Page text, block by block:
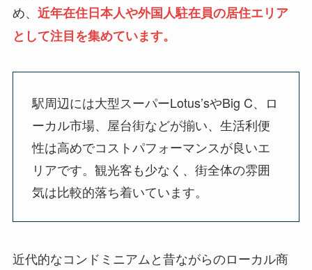
め、 近年在住日本人や外国人駐在員の居住エリア
として注目を集めています。
駅周辺には大型スーパーLotus’sやBig C、ロ
ーカル市場、屋台街などが揃い、生活利便
性は高めでコストパフォーマンスが良いエ
リアです。観光客も少なく、街全体の雰囲
気は比較的落ち着いています。
近代的なコンドミニアムと昔ながらのローカル商